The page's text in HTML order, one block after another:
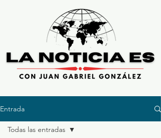
Entrada
Todas las entradas